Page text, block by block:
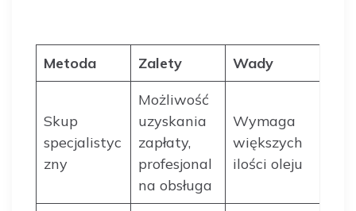
Metoda Zalety Wady
Skup
specjalistyc
zny
Możliwość
uzyskania
zapłaty,
profesjonal
na obsługa
Wymaga
większych
ilości oleju